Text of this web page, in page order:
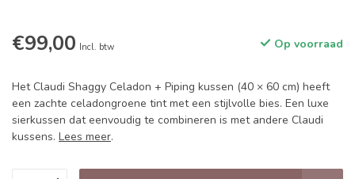
€99,00 Incl. btw Op voorraad
Het Claudi Shaggy Celadon + Piping kussen (40 × 60 cm) heeft
een zachte celadongroene tint met een stijlvolle bies. Een luxe
sierkussen dat eenvoudig te combineren is met andere Claudi
kussens. Lees meer.